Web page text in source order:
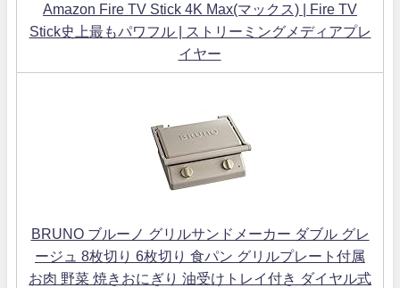
Amazon Fire TV Stick 4K Max(マックス) | Fire TV
Stick史上最もパワフル | ストリーミングメディアプレ
イヤー
BRUNO ブルーノ グリルサンドメーカー ダブル グレ
ージュ 8枚切り 6枚切り 食パン グリルプレート付属
お肉 野菜 焼きおにぎり 油受けトレイ付き ダイヤル式